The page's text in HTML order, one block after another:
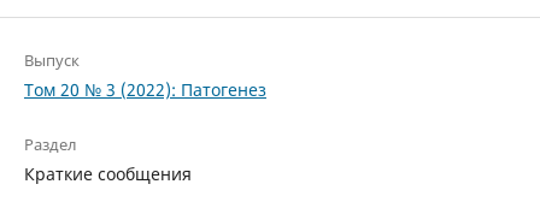
Выпуск
Том 20 № 3 (2022): Патогенез
Раздел
Краткие сообщения